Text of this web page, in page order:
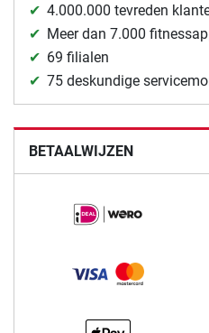
4.000.000 tevreden
Meer dan 7.000
69 filialen
75 deskundige
BETAALWIJZEN